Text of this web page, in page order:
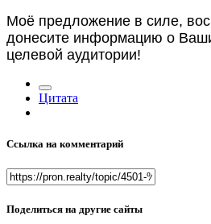
Моё предложение в силе,
донесите информацию о
целевой аудитории!
Цитата
Ссылка на комментарий
Поделиться на другие сайты